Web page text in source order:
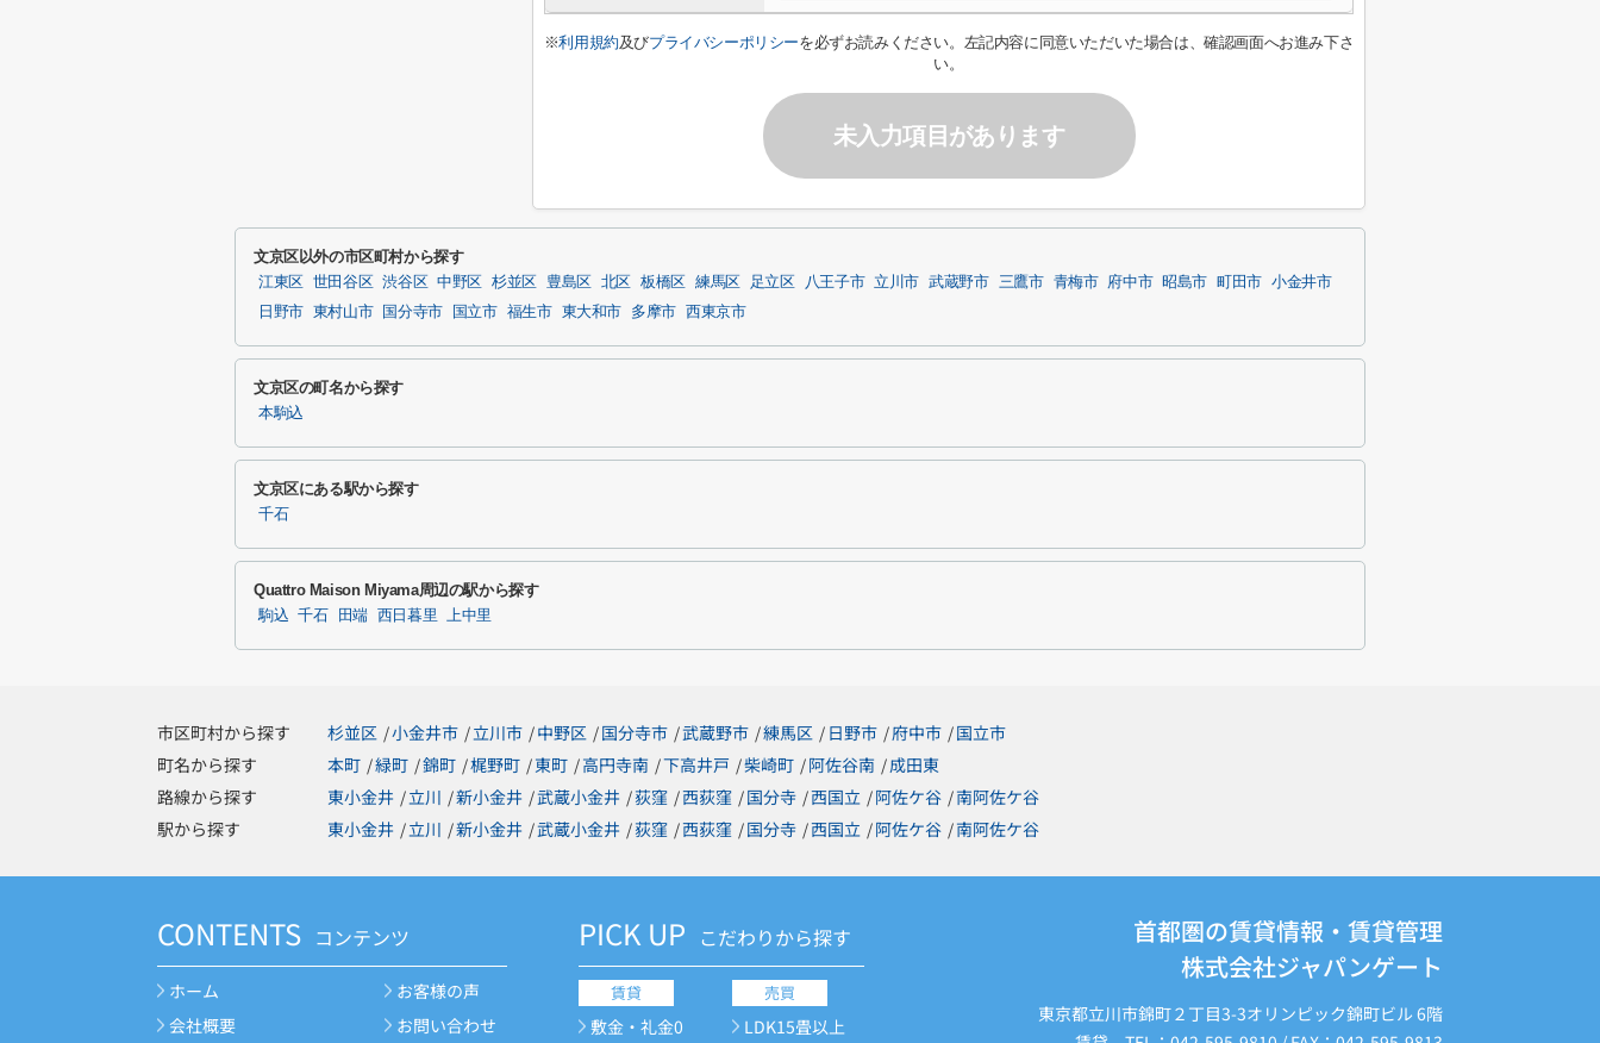
※利用規約及びプライバシーポリシーを必ずお読みください。左記内容に同意いただいた場合は、確認画面へお進み下さ
い。
未入力項目があります
文京区以外の市区町村から探す
江東区 世田谷区 渋谷区 中野区 杉並区 豊島区 北区 板橋区 練馬区 足立区 八王子市 立川市 武蔵野市 三鷹市 青梅市 府中市 昭島市 町田市 小金井市
日野市 東村山市 国分寺市 国立市 福生市 東大和市 多摩市 西東京市
文京区の町名から探す
本駒込
文京区にある駅から探す
千石
Quattro Maison Miyama周辺の駅から探す
駒込 千石 田端 西日暮里 上中里
市区町村から探す 杉並区 /小金井市 /立川市 /中野区 /国分寺市 /武蔵野市 /練馬区 / 日野市 /府中市 /国立市
町名から探す
本町 /緑町 /錦町 /梶野町 /東町 /高円寺南 /下高井戸 /柴崎町 /阿佐谷南 /成田東
路線から探す
東小金井 /立川 /新小金井 /武蔵小金井 /荻窪 /西荻窪 /国分寺 /西国立 /阿佐ケ谷 /南阿佐ケ谷
駅から探す
東小金井 /立川 /新小金井 /武蔵小金井 /荻窪 /西荻窪 /国分寺 /西国立 /阿佐ケ谷 /南阿佐ケ谷
CONTENTS コンテンツ
ホーム
会社概要
お客様の声
お問い合わせ
PICK UP こだわりから探す
賃貸
敷金・礼金0
売買
LDK15畳以上
首都圏の賃貸情報・賃貸管理
株式会社ジャパンゲート
東京都立川市錦町２丁目3-3オリンピック錦町ビル 6階